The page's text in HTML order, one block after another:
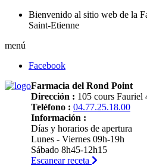
Bienvenido al sitio web de la
Saint-Etienne
menú
Facebook
Farmacia del Rond Point
Dirección : 105 cours Fauriel
Teléfono : 04.77.25.18.00
Información :
Días y horarios de apertura
Lunes - Viernes 09h-19h
Sábado 8h45-12h15
Escanear receta